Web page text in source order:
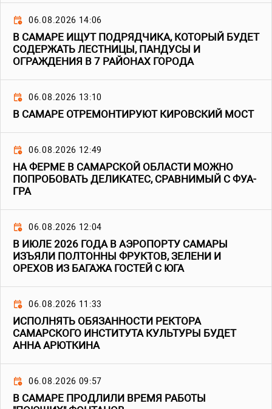
06.08.2026 14:06
В САМАРЕ ИЩУТ ПОДРЯДЧИКА, КОТОРЫЙ БУДЕТ
СОДЕРЖАТЬ ЛЕСТНИЦЫ, ПАНДУСЫ И
ОГРАЖДЕНИЯ В 7 РАЙОНАХ ГОРОДА
06.08.2026 13:10
В САМАРЕ ОТРЕМОНТИРУЮТ КИРОВСКИЙ МОСТ
06.08.2026 12:49
НА ФЕРМЕ В САМАРСКОЙ ОБЛАСТИ МОЖНО
ПОПРОБОВАТЬ ДЕЛИКАТЕС, СРАВНИМЫЙ С ФУА-
ГРА
06.08.2026 12:04
В ИЮЛЕ 2026 ГОДА В АЭРОПОРТУ САМАРЫ
ИЗЪЯЛИ ПОЛТОННЫ ФРУКТОВ, ЗЕЛЕНИ И
ОРЕХОВ ИЗ БАГАЖА ГОСТЕЙ С ЮГА
06.08.2026 11:33
ИСПОЛНЯТЬ ОБЯЗАННОСТИ РЕКТОРА
САМАРСКОГО ИНСТИТУТА КУЛЬТУРЫ БУДЕТ
АННА АРЮТКИНА
06.08.2026 09:57
В САМАРЕ ПРОДЛИЛИ ВРЕМЯ РАБОТЫ